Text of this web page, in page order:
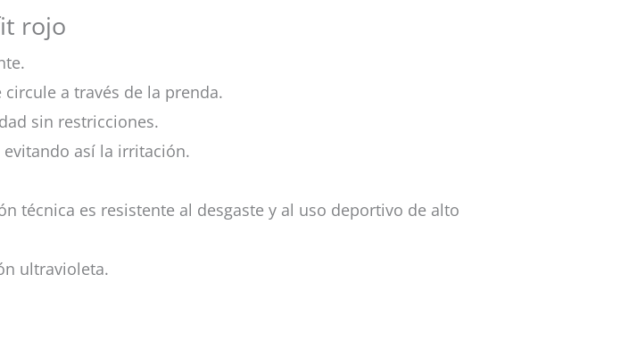
rojo
a través de la prenda.
sin restricciones.
así la irritación.
técnica es resistente al desgaste y al uso deportivo de alto
ultravioleta.